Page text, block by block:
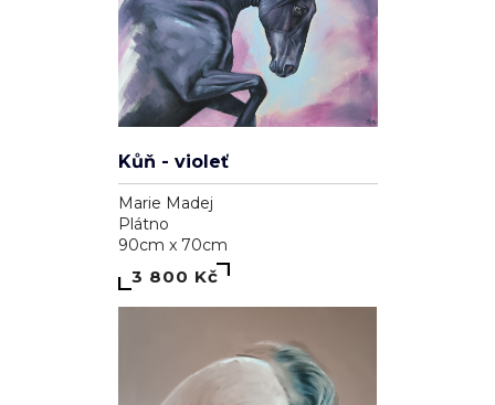
Kůň - violeť
Marie Madej
Plátno
90cm x 70cm
3 800 Kč